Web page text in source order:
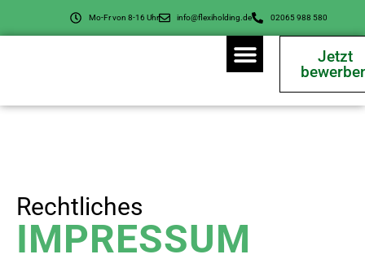
Mo-Fr von 8-16 Uhr info@flexiholding.de 02065 988 580
Jetzt
Rechtliches
IMPRESSUM